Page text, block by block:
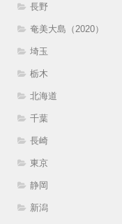
長野
奄美大島（2020）
埼玉
栃木
北海道
千葉
長崎
東京
静岡
新潟